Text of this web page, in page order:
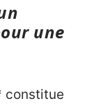
une
constitue